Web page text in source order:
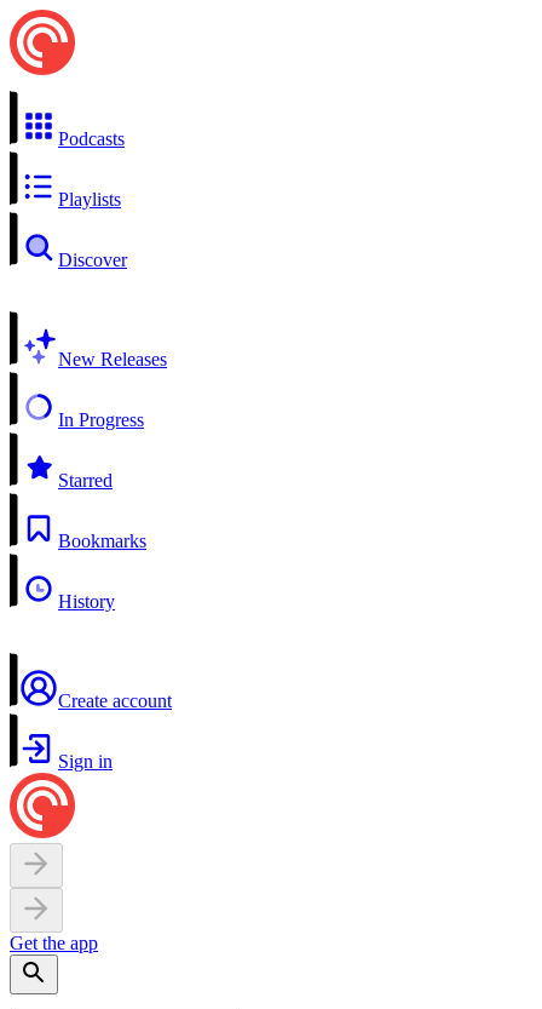
Podcasts
Playlists
Discover
New Releases
In Progress
Starred
Bookmarks
History
Create account
Sign in
Get the app